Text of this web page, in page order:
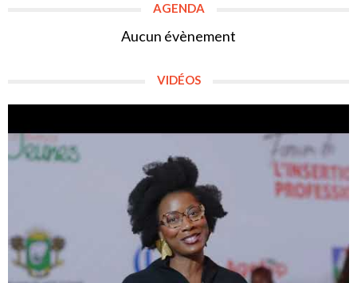
AGENDA
Aucun évènement
VIDÉOS